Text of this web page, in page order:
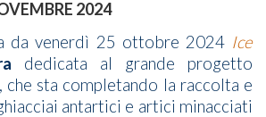
2024
da venerdì 25 ottobre 2024 Ice
dedicata al grande progetto
che sta completando la raccolta e
antartici e artici minacciati